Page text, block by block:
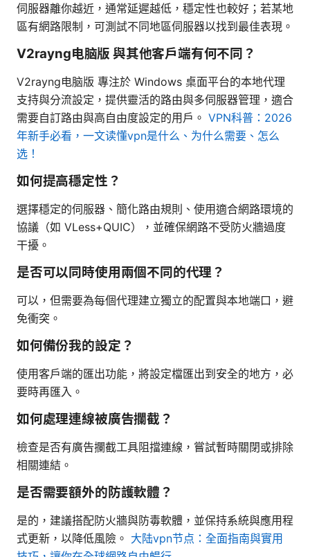
伺服器離你越近，通常延遲越低，穩定性也較好；若某地
區有網路限制，可測試不同地區伺服器以找到最佳表現。
V2rayng电脑版 與其他客戶端有何不同？
V2rayng电脑版 專注於 Windows 桌面平台的本地代理
支持與分流設定，提供靈活的路由與多伺服器管理，適合
需要自訂路由與高自由度設定的用戶。 VPN科普：2026
年新手必看，一文读懂vpn是什么、为什么需要、怎么
选！
如何提高穩定性？
選擇穩定的伺服器、簡化路由規則、使用適合網路環境的
協議（如 VLess+QUIC），並確保網路不受防火牆過度
干擾。
是否可以同時使用兩個不同的代理？
可以，但需要為每個代理建立獨立的配置與本地端口，避
免衝突。
如何備份我的設定？
使用客戶端的匯出功能，將設定檔匯出到安全的地方，必
要時再匯入。
如何處理連線被廣告攔截？
檢查是否有廣告攔截工具阻擋連線，嘗試暫時關閉或排除
相關連結。
是否需要額外的防護軟體？
是的，建議搭配防火牆與防毒軟體，並保持系統與應用程
式更新，以降低風險。 大陆vpn节点：全面指南與實用